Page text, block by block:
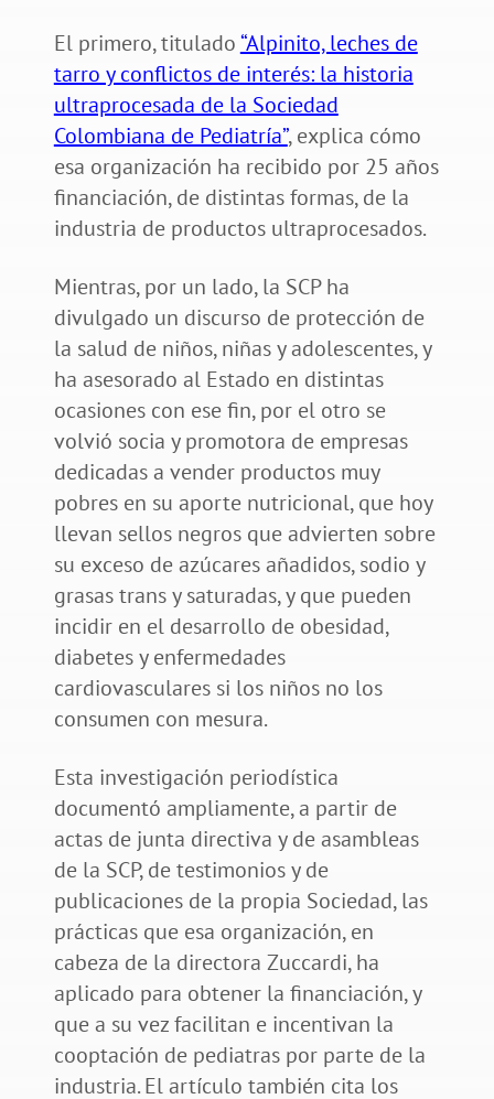
El primero, titulado“Alpinito, leches de
tarro y conflictos de interés: la historia
ultraprocesada de la Sociedad
Colombiana de Pediatría”, explica cómo
esa organización ha recibido por 25 años
financiación, de distintas formas, de la
industria de productos ultraprocesados.
Mientras, por un lado, la SCP ha
divulgado un discurso de protección de
la salud de niños, niñas y adolescentes, y
ha asesorado al Estado en distintas
ocasiones con ese fin, por el otro se
volvió socia y promotora de empresas
dedicadas a vender productos muy
pobres en su aporte nutricional, que hoy
llevan sellos negros que advierten sobre
su exceso de azúcares añadidos, sodio y
grasas trans y saturadas, y que pueden
incidir en el desarrollo de obesidad,
diabetes y enfermedades
cardiovasculares si los niños no los
consumen con mesura.
Esta investigación periodística
documentó ampliamente, a partir de
actas de junta directiva y de asambleas
de la SCP, de testimonios y de
publicaciones de la propia Sociedad, las
prácticas que esa organización, en
cabeza de la directora Zuccardi, ha
aplicado para obtener la financiación, y
que a su vez facilitan e incentivan la
cooptación de pediatras por parte de la
industria. El artículo también cita los